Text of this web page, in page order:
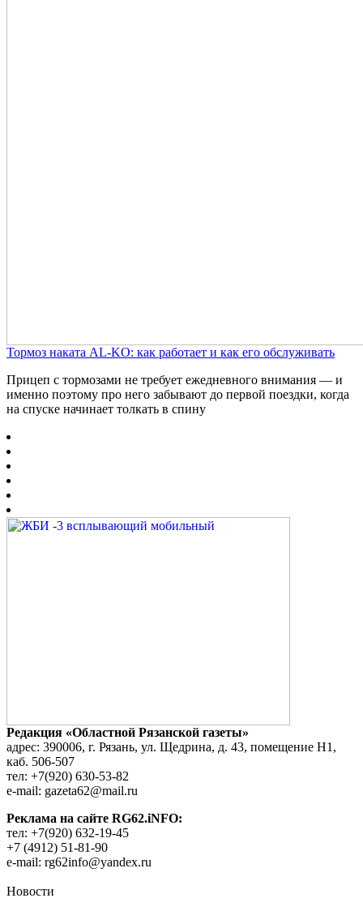
Тормоз наката AL-KO: как работает и как его обслуживать
Прицеп с тормозами не требует ежедневного внимания — и
именно поэтому про него забывают до первой поездки, когда
на спуске начинает толкать в спину
Редакция «Областной Рязанской газеты»
адрес: 390006, г. Рязань, ул. Щедрина, д. 43, помещение Н1,
каб. 506-507
тел: +7(920) 630-53-82
e-mail: gazeta62@mail.ru
Реклама на сайте RG62.iNFO:
тел: +7(920) 632-19-45
+7 (4912) 51-81-90
e-mail: rg62info@yandex.ru
Новости